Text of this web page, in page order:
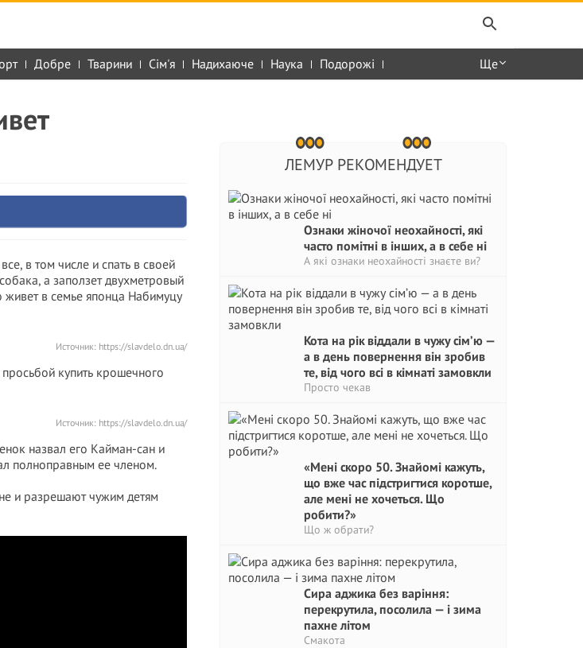
Добре Тварини Сім'я Надихаюче Наука Подорожі Ще
ЛЕМУР РЕКОМЕНДУЕТ
Ознаки жіночої неохайності, які
часто помітні в інших, а в себе ні
А які ознаки неохайності знаєте ви?
Кота на рік віддали в чужу сім’ю —
а в день повернення він зробив
те, від чого всі в кімнаті замовкли
Просто чекав
«Мені скоро 50. Знайомі кажуть,
що вже час підстригтися коротше,
але мені не хочеться. Що
робити?»
Що ж обрати?
Сира аджика без варіння:
перекрутила, посолила — і зима
пахне літом
Смакота
в том числе и спать в своей
а заползет двухметровый
живет в семье японца Набимуцу
Источник: https://slavdelo.dn.ua/
купить крошечного
Источник: https://slavdelo.dn.ua/
назвал его Кайман-сан и
полноправным ее членом.
и разрешают чужим детям